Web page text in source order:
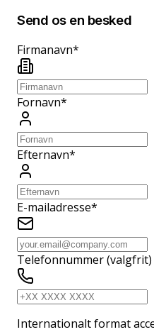
Send os en besked
Firmanavn*
Fornavn*
Efternavn*
E-mailadresse*
Telefonnummer (valgfrit)
Internationalt format